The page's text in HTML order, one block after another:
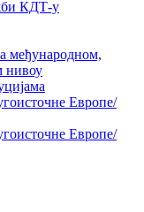
КДТ-у
међународном,
нивоу
Европе/
Европе/